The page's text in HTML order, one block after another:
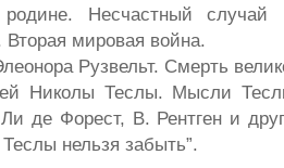
Несчастный случай
мировая война.
Рузвельт. Смерть
Николы Теслы. Мысли
де Форест, В. Рентген и
нельзя забыть”.